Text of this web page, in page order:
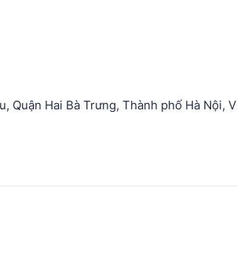
Quận Hai Bà Trưng, Thành phố Hà Nội,